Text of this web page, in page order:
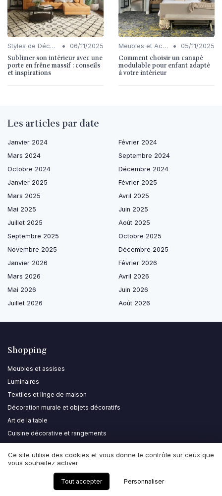
Styles de Décoration Intérieure • 06/11/2025
Sublimer son intérieur avec une
porte en frêne massif : conseils
et inspirations
Meubles et Accessoires • 05/11/2025
Comment choisir un canapé
modulable pour enfant adapté
à votre intérieur
Les articles par date
Janvier 2024
Février 2024
Mars 2024
Septembre 2024
Octobre 2024
Décembre 2024
Janvier 2025
Février 2025
Mars 2025
Avril 2025
Mai 2025
Juin 2025
Juillet 2025
Août 2025
Septembre 2025
Octobre 2025
Novembre 2025
Décembre 2025
Janvier 2026
Février 2026
Mars 2026
Avril 2026
Mai 2026
Juin 2026
Juillet 2026
Août 2026
Shopping
Meubles et assises
Luminaires
Textiles et linge de maison
Décoration murale et objets décoratifs
Art de la table
Cuisine décorative et rangements
Décoration extérieure
Ce site utilise des cookies et vous donne le contrôle sur ceux que
vous souhaitez activer
Tout accepter Personnaliser